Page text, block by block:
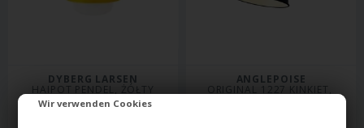
Wir verwenden Cookies
DYBERG LARSEN
HAIPOT PENDEL, ŻÓŁTY
ANGLEPOISE
ORIGINAL 1227 KINKIET,